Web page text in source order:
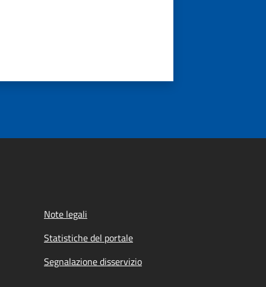
Note legali
Statistiche del portale
Segnalazione disservizio